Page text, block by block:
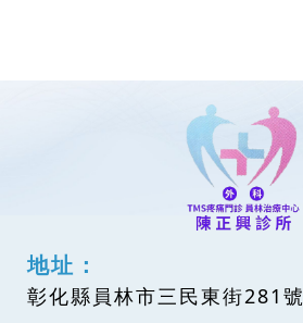
地址：
彰化縣員林市三民東街281號